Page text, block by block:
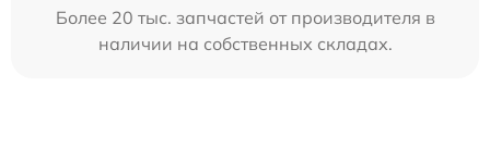
Более 20 тыс. запчастей от производителя в
наличии на собственных складах.